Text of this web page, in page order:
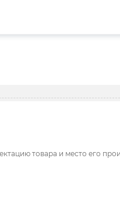
товара и место его